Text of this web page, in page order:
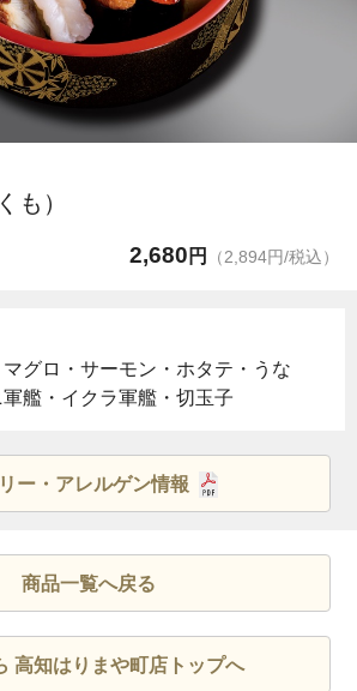
も）
2,680 円 （2,894円/税込）
グロ・サーモン・ホタテ・うな
艦・イクラ軍艦・切玉子
ー・アレルゲン情報
商品一覧へ戻る
高知はりまや町店トップへ